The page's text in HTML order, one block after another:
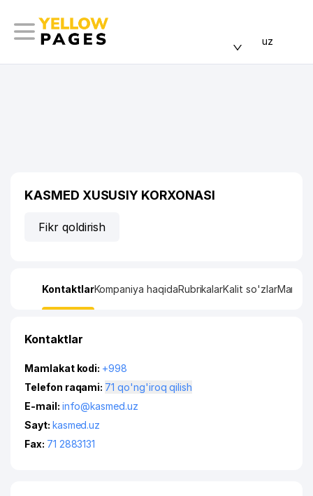
uz
KASMED XUSUSIY KORXONASI
Fikr qoldirish
KontaktlarKompaniya haqidaRubrikalarKalit so'zlarManzil
Kontaktlar
Mamlakat kodi: +998
Telefon raqami:
71 qo'ng'iroq qilish
E-mail: info@kasmed.uz
Sayt: kasmed.uz
Fax: 71 2883131